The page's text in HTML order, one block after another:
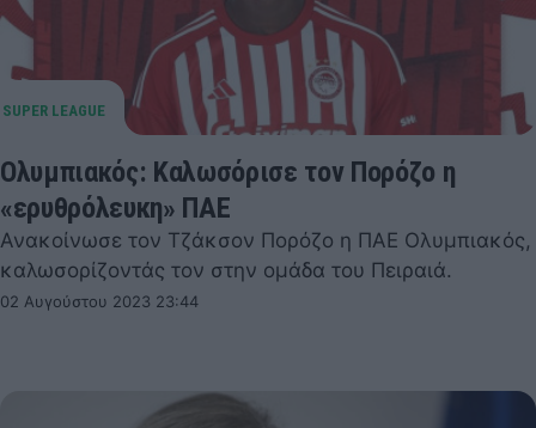
Ολυμπιακός: Καλωσόρισε τον Πορόζο η
«ερυθρόλευκη» ΠΑΕ
Ανακοίνωσε τον Τζάκσον Πορόζο η ΠΑΕ Ολυμπιακός,
καλωσορίζοντάς τον στην ομάδα του Πειραιά.
02 Αυγούστου 2023 23:44